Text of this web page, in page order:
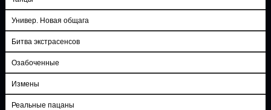
Универ. Новая общага
Битва экстрасенсов
Озабоченные
Измены
Реальные пацаны